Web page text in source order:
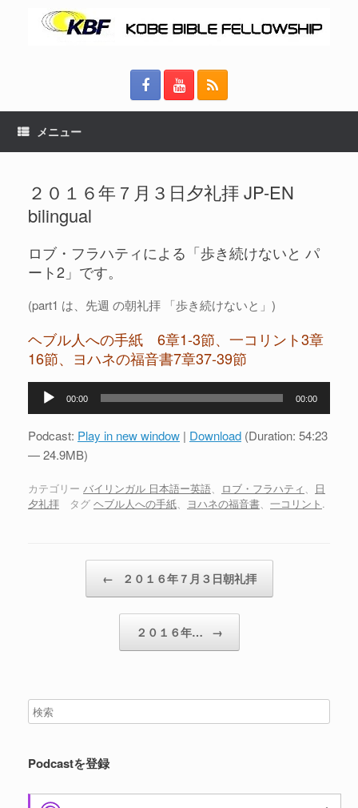
メニュー
２０１６年７月３日夕礼拝 JP-EN
bilingual
ロブ・フラハティによる「歩き続けないと パ
ート2」です。
(part1 は、先週 の朝礼拝 「歩き続けないと」)
ヘブル人への手紙 6章1-3節、一コリント3章
16節、ヨハネの福音書7章37-39節
プ
ヤ
ー
00:00 00:00
Podcast: Play in new window | Download (Duration: 54:23
— 24.9MB)
カテゴリー バイリンガル 日本語ー英語、 ロブ・フラハティ、
日
夕礼拝 タグ ヘブル人への手紙、 ヨハネの福音書、 一コリント .
← ２０１６年７月３日朝礼拝
２０１６年… →
Podcastを登録